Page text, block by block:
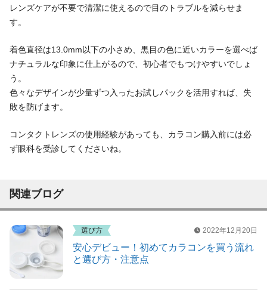
レンズケアが不要で清潔に使えるので目のトラブルを減らせま
す。
着色直径は13.0mm以下の小さめ、黒目の色に近いカラーを選べば
ナチュラルな印象に仕上がるので、初心者でもつけやすいでしょ
う。
色々なデザインが少量ずつ入ったお試しパックを活用すれば、失
敗を防げます。
コンタクトレンズの使用経験があっても、カラコン購入前には必
ず眼科を受診してくださいね。
関連ブログ
選び方 2022年12月20日
安心デビュー！初めてカラコンを買う流れ
と選び方・注意点